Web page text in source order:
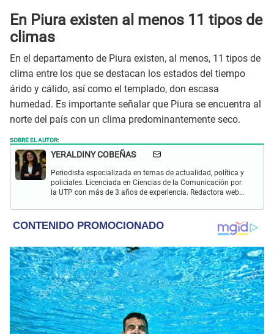
En Piura existen al menos 11 tipos de
climas
En el departamento de Piura existen, al menos, 11 tipos de
clima entre los que se destacan los estados del tiempo
árido y cálido, así como el templado, don escasa
humedad. Es importante señalar que Piura se encuentra al
norte del país con un clima predominantemente seco.
SOBRE EL AUTOR:
YERALDINY COBEÑAS
Periodista especializada en temas de actualidad, política y
policiales. Licenciada en Ciencias de la Comunicación por
la UTP con más de 3 años de experiencia. Redactora web
en temas relacionados con misterios, películas y series
policiales.